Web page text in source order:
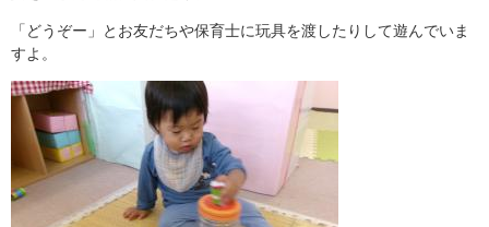
「どうぞー」とお友だちや保育士に玩具を渡したりして遊んでいま
すよ。